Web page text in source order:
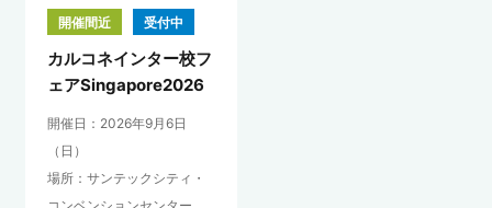
開催間近 受付中
カルコネインター校フ
ェアSingapore2026
開催日：2026年9月6日
（日）
場所：サンテックシティ・